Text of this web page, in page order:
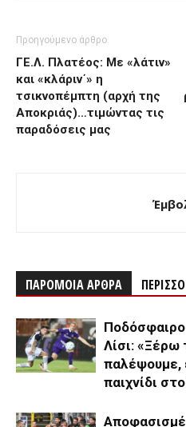
Προηγούμενο άρθρο
ΓΕ.Λ. Πλατέος: Με «λάτιν»
και «κλάριν΄» η
τσικνοπέμπτη (αρχή της
Αποκριάς)…τιμώντας τις
παραδόσεις μας
ΠΑΡΟΜΟΙΑ ΑΡΘΡΑ
Λίσι: «Ξέρω
παλέψουμε,
παιχνίδι